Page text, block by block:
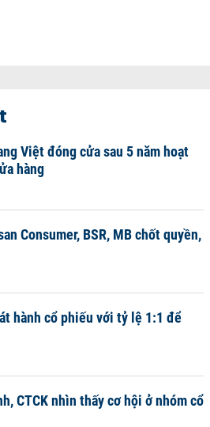
Việt đóng cửa sau 5 năm hoạt
hàng
Consumer, BSR, MB chốt quyền,
hành cổ phiếu với tỷ lệ 1:1 để
CTCK nhìn thấy cơ hội ở nhóm cổ